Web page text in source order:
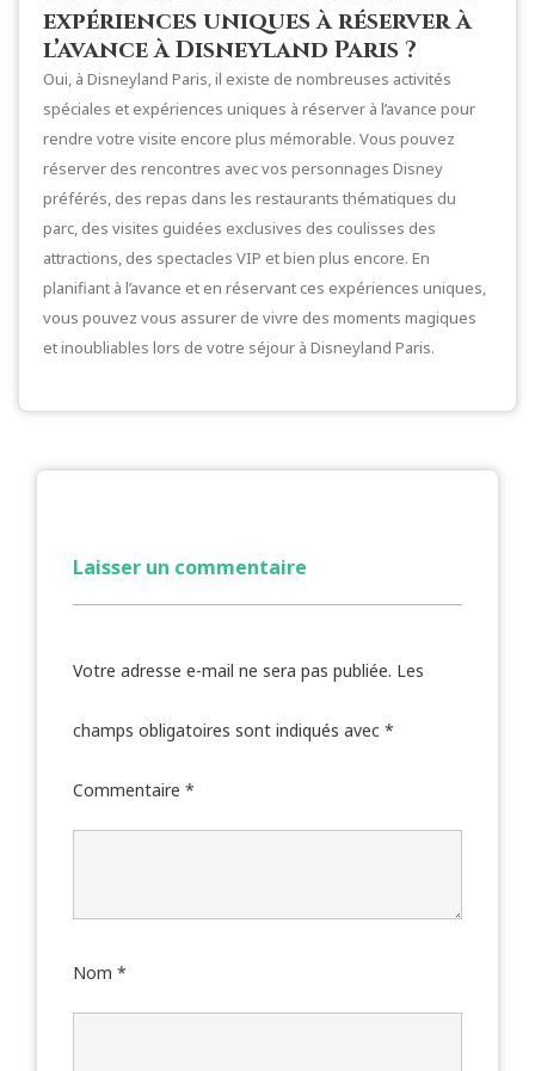
expériences uniques à réserver à
l’avance à Disneyland Paris ?
Oui, à Disneyland Paris, il existe de nombreuses activités
spéciales et expériences uniques à réserver à l’avance pour
rendre votre visite encore plus mémorable. Vous pouvez
réserver des rencontres avec vos personnages Disney
préférés, des repas dans les restaurants thématiques du
parc, des visites guidées exclusives des coulisses des
attractions, des spectacles VIP et bien plus encore. En
planifiant à l’avance et en réservant ces expériences uniques,
vous pouvez vous assurer de vivre des moments magiques
et inoubliables lors de votre séjour à Disneyland Paris.
Laisser un commentaire
Votre adresse e-mail ne sera pas publiée. Les
champs obligatoires sont indiqués avec *
Commentaire *
Nom *